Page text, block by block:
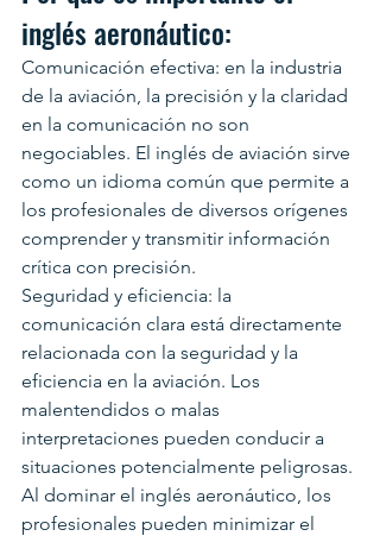
inglés aeronáutico:
Comunicación efectiva: en la industria
de la aviación, la precisión y la claridad
en la comunicación no son
negociables. El inglés de aviación sirve
como un idioma común que permite a
los profesionales de diversos orígenes
comprender y transmitir información
crítica con precisión.
Seguridad y eficiencia: la
comunicación clara está directamente
relacionada con la seguridad y la
eficiencia en la aviación. Los
malentendidos o malas
interpretaciones pueden conducir a
situaciones potencialmente peligrosas.
Al dominar el inglés aeronáutico, los
profesionales pueden minimizar el